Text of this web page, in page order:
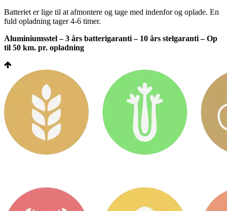
Batteriet er lige til at afmontere og tage med indenfor og oplade. En
fuld opladning tager 4-6 timer.
Aluminiumsstel – 3 års batterigaranti – 10 års stelgaranti – Op
til 50 km. pr. opladning